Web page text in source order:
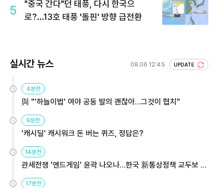
5
"중국 간다"던 태풍, 다시 한국으
로?...13호 태풍 '돌핀' 방향 급전환
실시간 뉴스 08.06 12:45 UPDATE
4분전
與 "'하늘이법' 여야 공동 발의 괜찮아…그것이 협치"
9분전
'캐시딜' 캐시워크 돈 버는 퀴즈, 정답은?
14분전
관세전쟁 '엔드게임' 윤곽 나오나…한국 新통상정책 교두보 활
용해야
17분전